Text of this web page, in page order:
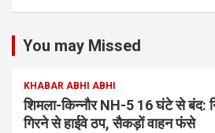
You may Missed
KHABAR ABHI ABHI
शिमला-किन्नौर NH-5 16 घंटे से बंद:
गिरने से हाईवे ठप, सैकड़ों वाहन फंसे